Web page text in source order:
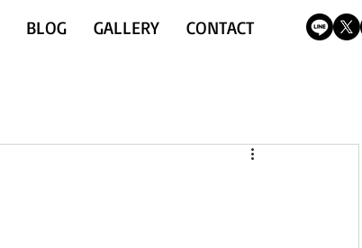
BLOG GALLERY CONTACT